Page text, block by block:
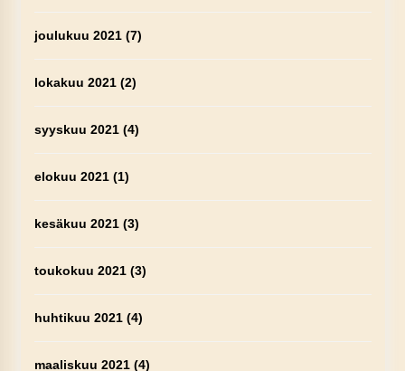
joulukuu 2021(7)
lokakuu 2021(2)
syyskuu 2021(4)
elokuu 2021(1)
kesäkuu 2021(3)
toukokuu 2021(3)
huhtikuu 2021(4)
maaliskuu 2021(4)